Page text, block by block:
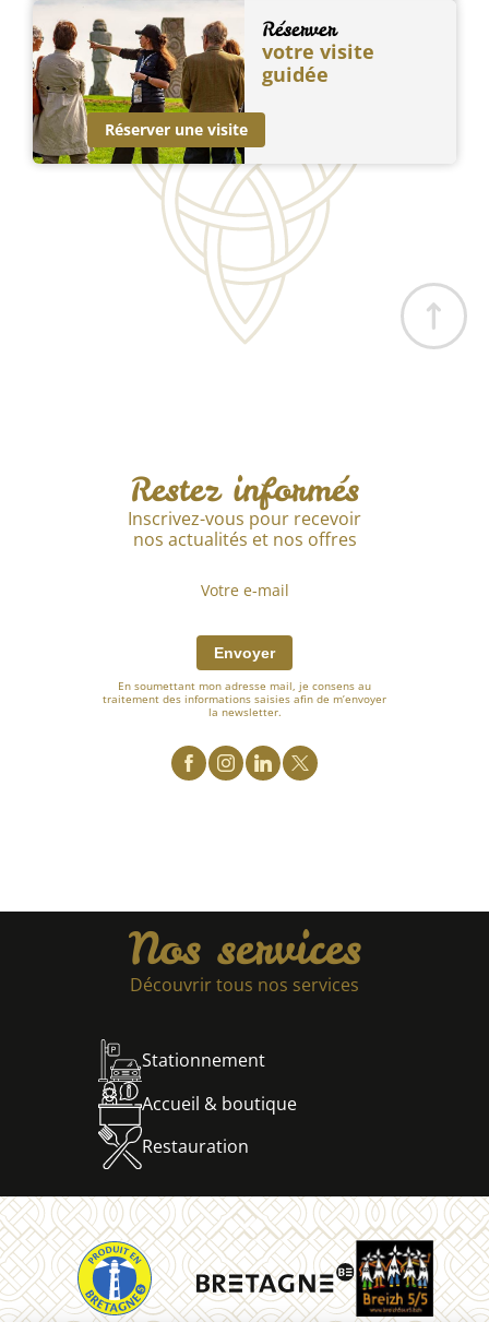
Réserver
votre visite
guidée
Réserver une visite
Nos services
Découvrir tous nos services
Stationnement
Accueil & boutique
Restauration
Restez informés
Inscrivez-vous pour recevoir
nos actualités et nos offres
Envoyer
En soumettant mon adresse mail, je consens au
traitement des informations saisies afin de m’envoyer
la newsletter.